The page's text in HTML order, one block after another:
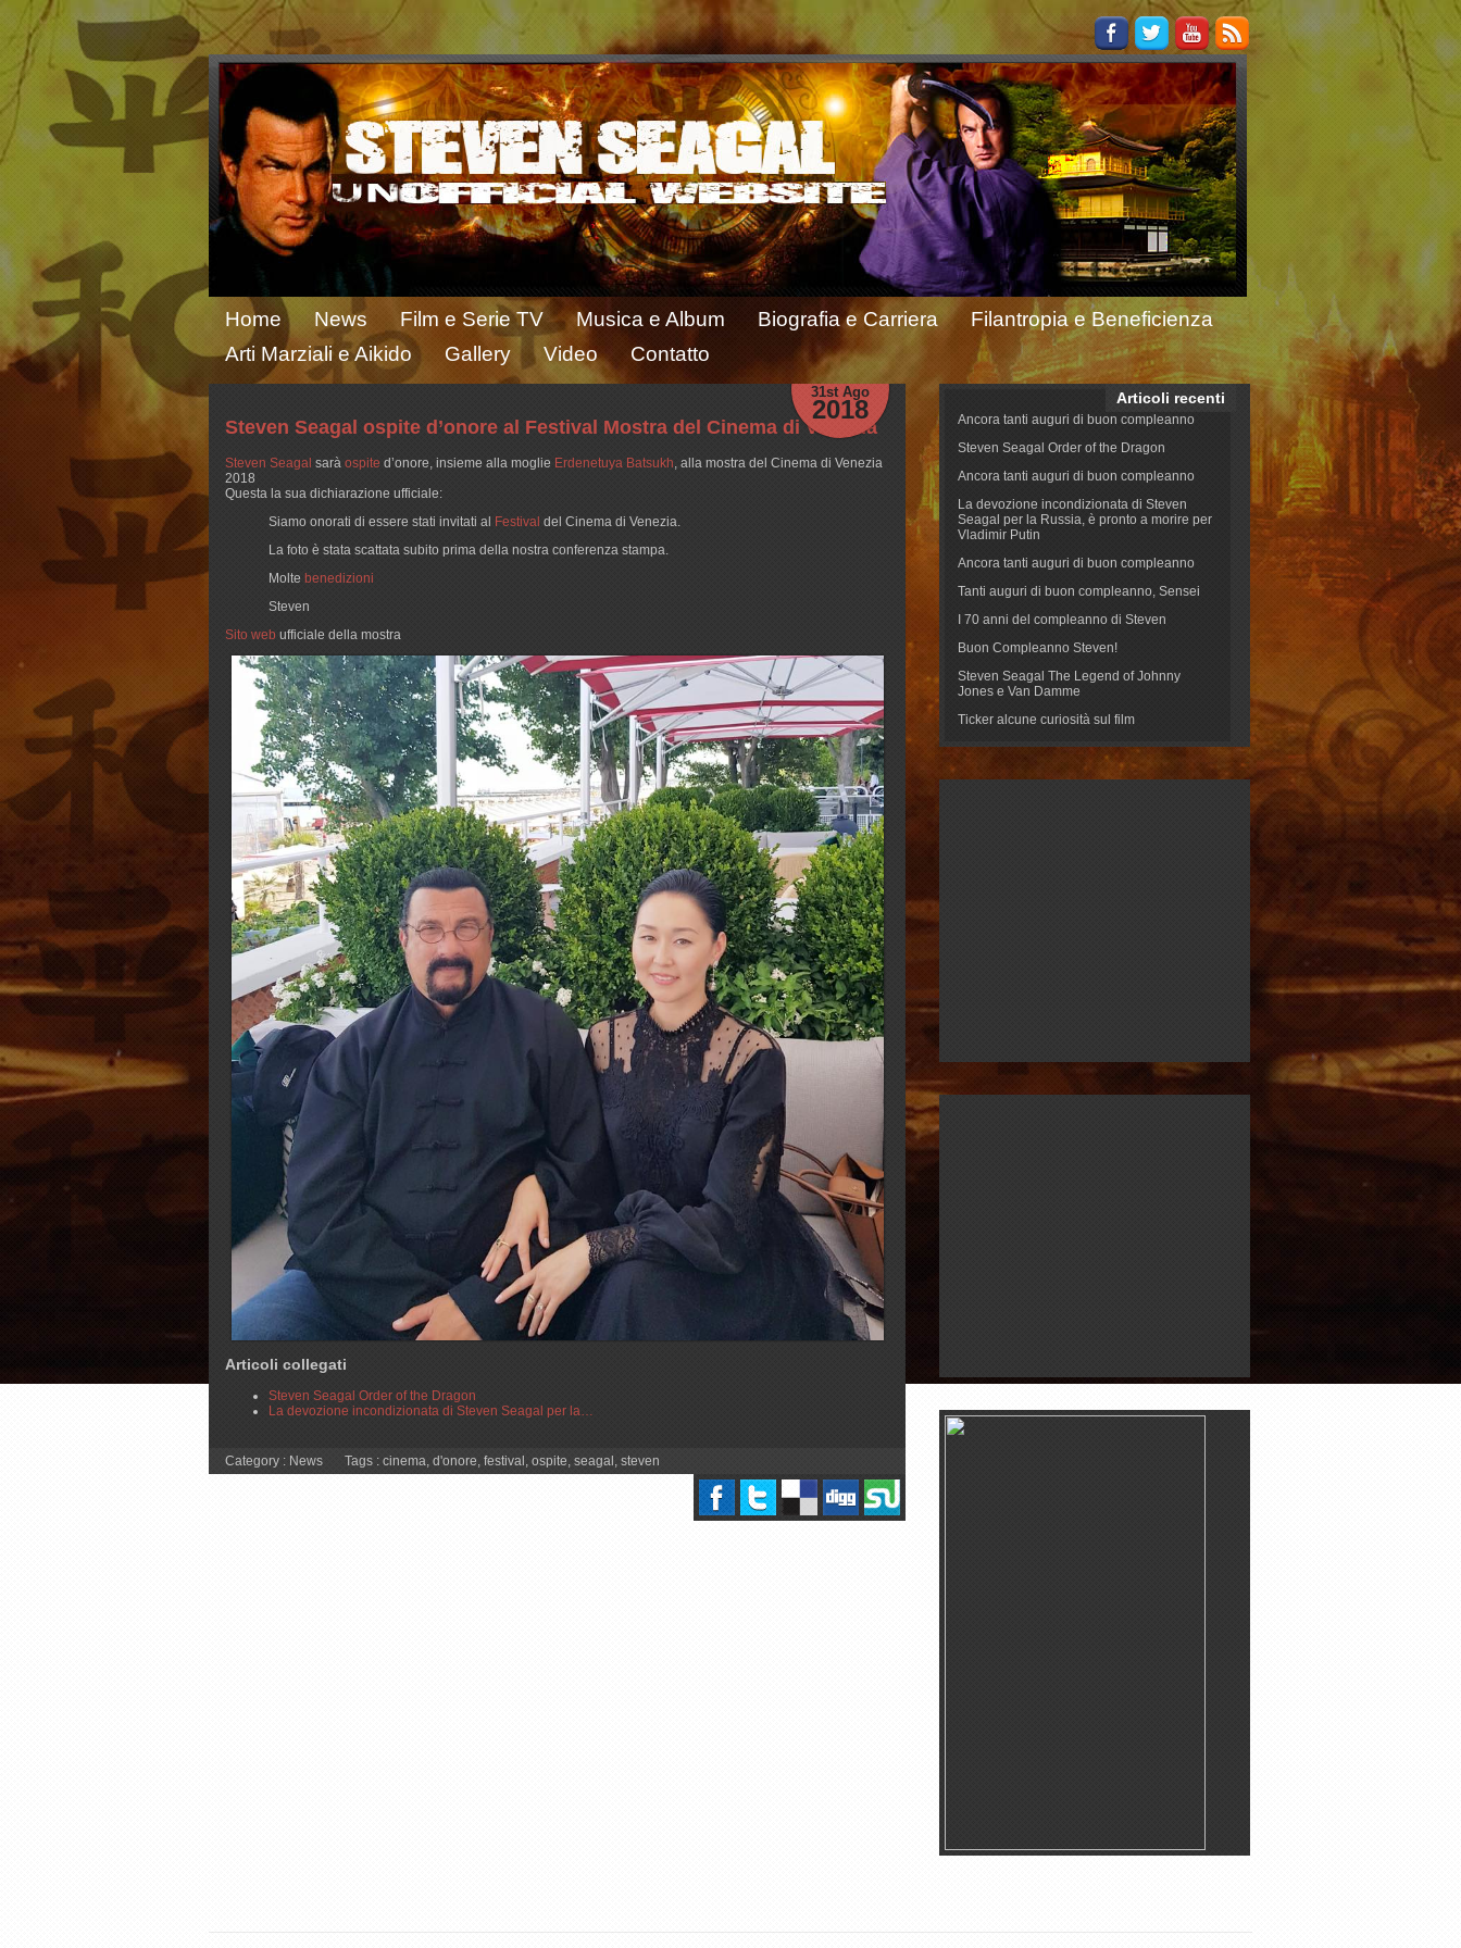
Home News Film e Serie TV Musica e Album Biografia e Carriera
Filantropia e Beneficienza
Arti Marziali e Aikido
Gallery Video Contatto
31st Ago
2018
Steven Seagal ospite d’onore al Festival Mostra del Cinema di Venezia
Steven Seagal sarà ospite d’onore, insieme alla moglie Erdenetuya Batsukh, alla mostra del Cinema di Venezia
2018
Questa la sua dichiarazione ufficiale:
Siamo onorati di essere stati invitati al Festival del Cinema di Venezia.
La foto è stata scattata subito prima della nostra conferenza stampa.
Molte benedizioni
Steven
Sito web ufficiale della mostra
Articoli collegati
Steven Seagal Order of the Dragon
La devozione incondizionata di Steven Seagal per la…
Category : News Tags : cinema, d'onore, festival , ospite, seagal , steven
Articoli recenti
Ancora tanti auguri di buon compleanno
Steven Seagal Order of the Dragon
Ancora tanti auguri di buon compleanno
La devozione incondizionata di Steven
Seagal per la Russia, è pronto a morire per
Vladimir Putin
Ancora tanti auguri di buon compleanno
Tanti auguri di buon compleanno, Sensei
I 70 anni del compleanno di Steven
Buon Compleanno Steven!
Steven Seagal The Legend of Johnny
Jones e Van Damme
Ticker alcune curiosità sul film